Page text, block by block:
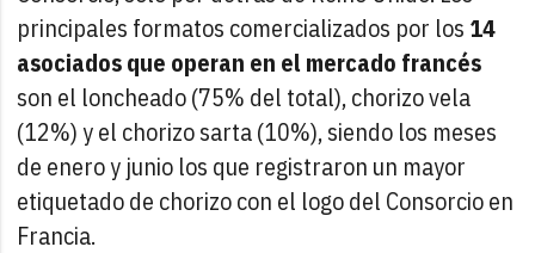
principales formatos comercializados por los 14
asociados que operan en el mercado francés
son el loncheado (75% del total), chorizo vela
(12%) y el chorizo sarta (10%), siendo los meses
de enero y junio los que registraron un mayor
etiquetado de chorizo con el logo del Consorcio en
Francia.